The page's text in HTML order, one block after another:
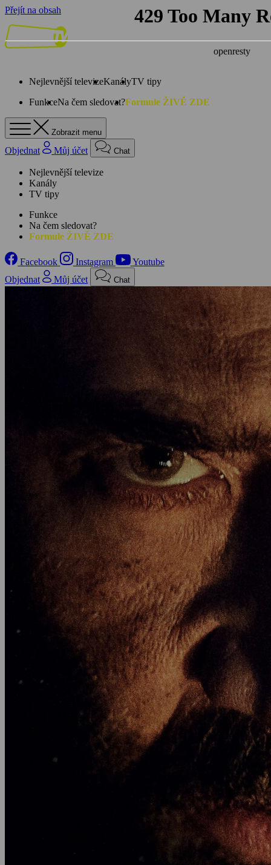
Přejít na obsah
Nejlevnější televizeKanályTV tipy
FunkceNa čem sledovat?Formule ŽIVĚ ZDE
Zobrazit menu
Objednat Můj účet Chat
Nejlevnější televize
Kanály
TV tipy
Funkce
Na čem sledovat?
Formule ŽIVĚ ZDE
Facebook Instagram
Youtube
Objednat
Můj účet Chat